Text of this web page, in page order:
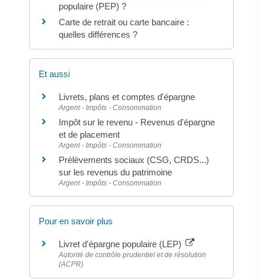
populaire (PEP) ?
Carte de retrait ou carte bancaire :
quelles différences ?
Et aussi
Livrets, plans et comptes d'épargne
Argent - Impôts - Consommation
Impôt sur le revenu - Revenus d'épargne
et de placement
Argent - Impôts - Consommation
Prélèvements sociaux (CSG, CRDS...)
sur les revenus du patrimoine
Argent - Impôts - Consommation
Pour en savoir plus
Livret d'épargne populaire (LEP)
Autorité de contrôle prudentiel et de résolution
(ACPR)